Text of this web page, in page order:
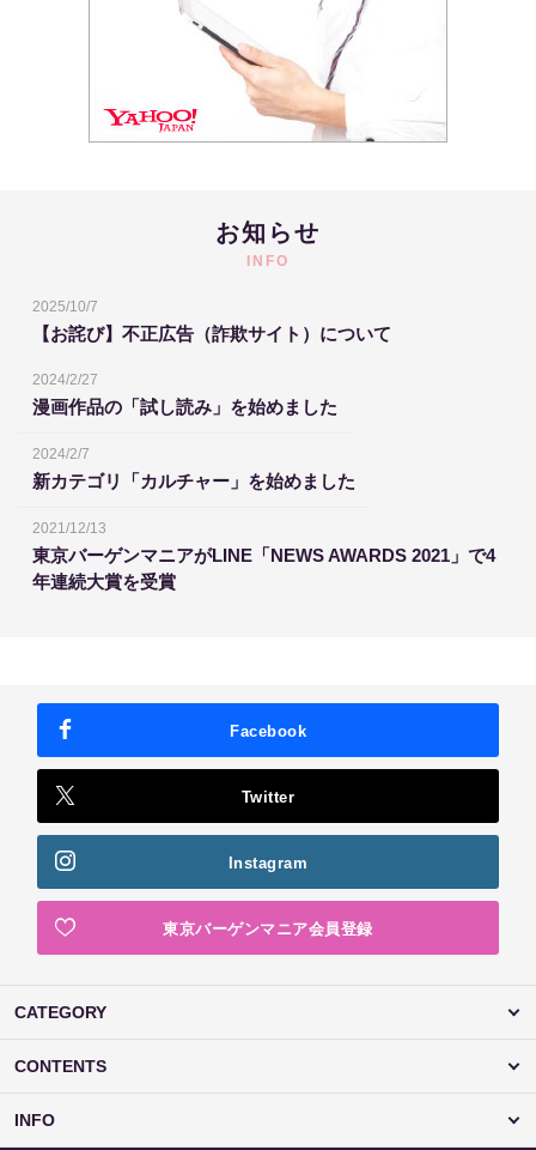
お知らせ
INFO
2025/10/7
【お詫び】不正広告（詐欺サイト）について
2024/2/27
漫画作品の「試し読み」を始めました
2024/2/7
新カテゴリ「カルチャー」を始めました
2021/12/13
東京バーゲンマニアがLINE「NEWS AWARDS 2021」で4
年連続大賞を受賞
Facebook
Twitter
Instagram
東京バーゲンマニア会員登録
CATEGORY
CONTENTS
INFO